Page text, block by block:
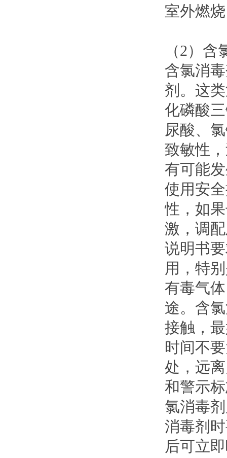
室外燃
（2）含
含氯消
剂。这
化磷酸
尿酸、
致敏性
有可能
使用安
性，如
激，调
说明书
用，特
有毒气
途。含
接触，
时间不
处，远
和警示
氯消毒
消毒剂
后可立